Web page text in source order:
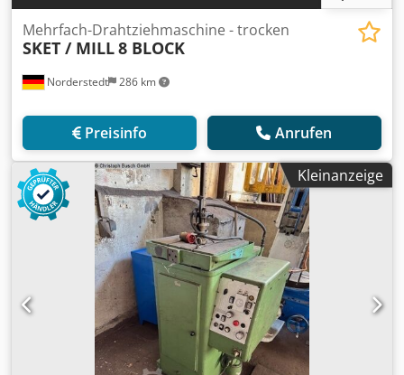
Norderstedt 286 km
Mehrfach-Drahtziehmaschine - trocken
SKET / MILL8 BLOCK
Preisinfo Anrufen
Kleinanzeige